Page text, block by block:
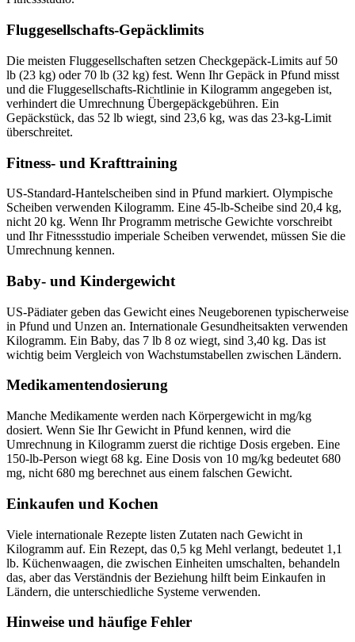
Fluggesellschafts-Gepäcklimits
Die meisten Fluggesellschaften setzen Checkgepäck-Limits auf 50
lb (23 kg) oder 70 lb (32 kg) fest. Wenn Ihr Gepäck in Pfund misst
und die Fluggesellschafts-Richtlinie in Kilogramm angegeben ist,
verhindert die Umrechnung Übergepäckgebühren. Ein
Gepäckstück, das 52 lb wiegt, sind 23,6 kg, was das 23-kg-Limit
überschreitet.
Fitness- und Krafttraining
US-Standard-Hantelscheiben sind in Pfund markiert. Olympische
Scheiben verwenden Kilogramm. Eine 45-lb-Scheibe sind 20,4 kg,
nicht 20 kg. Wenn Ihr Programm metrische Gewichte vorschreibt
und Ihr Fitnessstudio imperiale Scheiben verwendet, müssen Sie die
Umrechnung kennen.
Baby- und Kindergewicht
US-Pädiater geben das Gewicht eines Neugeborenen typischerweise
in Pfund und Unzen an. Internationale Gesundheitsakten verwenden
Kilogramm. Ein Baby, das 7 lb 8 oz wiegt, sind 3,40 kg. Das ist
wichtig beim Vergleich von Wachstumstabellen zwischen Ländern.
Medikamentendosierung
Manche Medikamente werden nach Körpergewicht in mg/kg
dosiert. Wenn Sie Ihr Gewicht in Pfund kennen, wird die
Umrechnung in Kilogramm zuerst die richtige Dosis ergeben. Eine
150-lb-Person wiegt 68 kg. Eine Dosis von 10 mg/kg bedeutet 680
mg, nicht 680 mg berechnet aus einem falschen Gewicht.
Einkaufen und Kochen
Viele internationale Rezepte listen Zutaten nach Gewicht in
Kilogramm auf. Ein Rezept, das 0,5 kg Mehl verlangt, bedeutet 1,1
lb. Küchenwaagen, die zwischen Einheiten umschalten, behandeln
das, aber das Verständnis der Beziehung hilft beim Einkaufen in
Ländern, die unterschiedliche Systeme verwenden.
Hinweise und häufige Fehler